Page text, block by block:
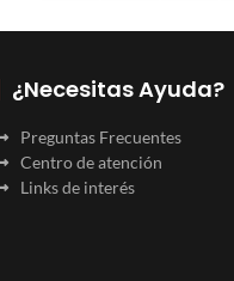
¿Necesitas Ayuda?
Preguntas Frecuentes
Centro de atención
Links de interés